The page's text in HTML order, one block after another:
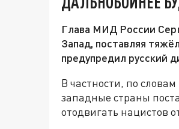
Глава МИД России
Запад, поставляя
предупредил русский
В частности, по
западные страны
отодвигать нацистов